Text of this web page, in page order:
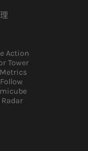
Action
Tower
Radar